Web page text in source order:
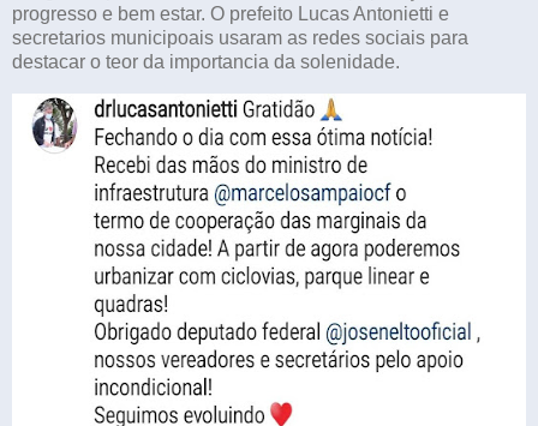
progresso e bem estar. O prefeito Lucas Antonietti e
secretarios municipoais usaram as redes sociais para
destacar o teor da importancia da solenidade.